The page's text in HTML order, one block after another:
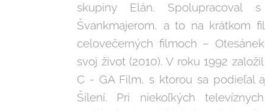
skupiny Elán. Spolupracoval
Švankmajerom, a to na krátkom
celovečerných filmoch –
svoj život (2010). V roku 1992
C - GA Film, s ktorou sa podieľal
Šílení. Pri niekoľkých